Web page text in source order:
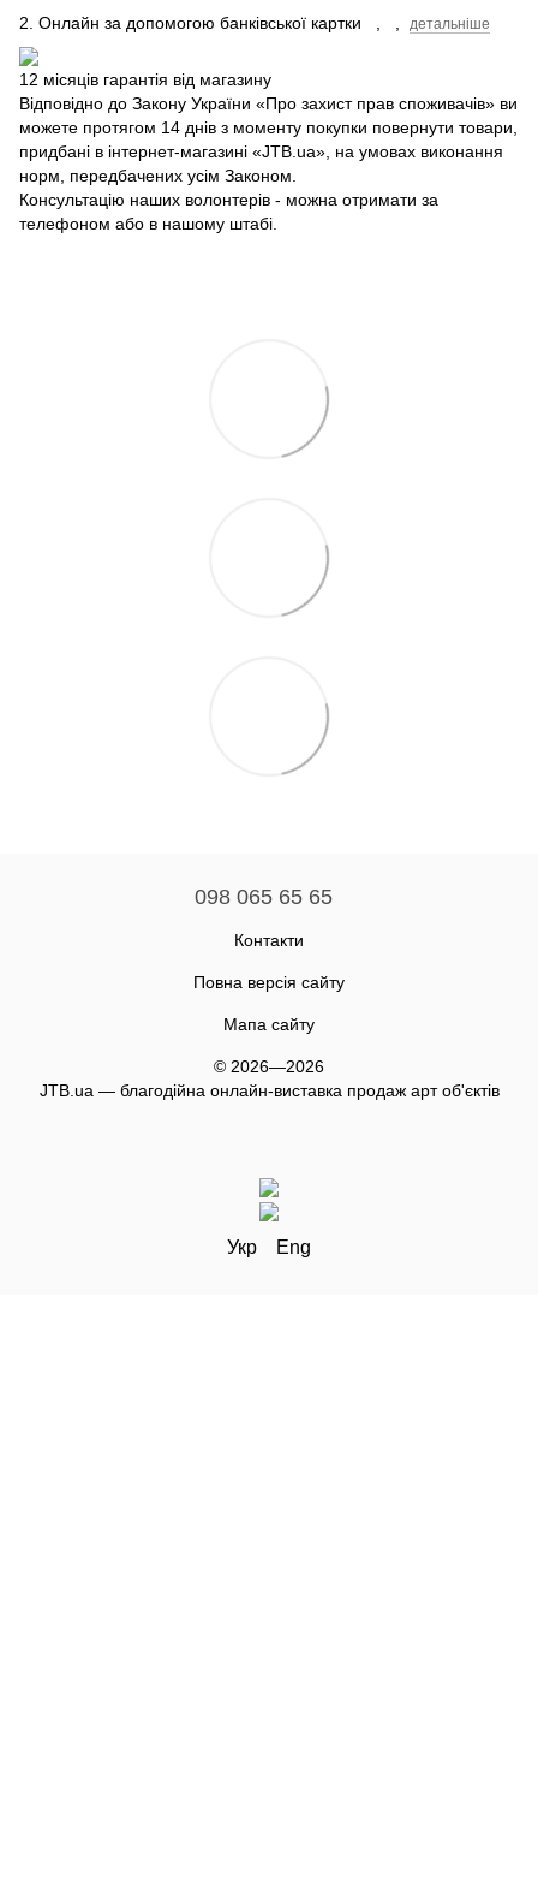
2. Онлайн за допомогою банківської картки
детальніше
12 місяців гарантія від магазину
Відповідно до Закону України «Про захист прав споживачів» ви
можете протягом 14 днів з моменту покупки повернути товари,
придбані в інтернет-магазині «JTB.ua», на умовах виконання
норм, передбачених усім Законом.
Консультацію наших волонтерів - можна отримати за
телефоном або в нашому штабі.
098 065 65 65
Контакти
Повна версія сайту
Мапа сайту
© 2026—2026
JTB.ua — благодійна онлайн-виставка продаж арт об'єктів
Укр Eng